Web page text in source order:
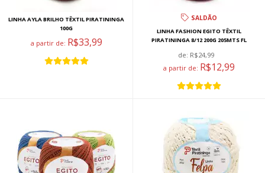
LINHA AYLA BRILHO TÊXTIL PIRATININGA
100G
a partir de: R$33,99
SALDÃO
LINHA FASHION EGITO TÊXTIL
PIRATININGA 8/12 200G 205MTS FL
de: R$24,99
a partir de: R$12,99